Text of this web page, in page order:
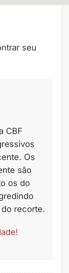
seu
CBF
Os
são
os do
recorte.